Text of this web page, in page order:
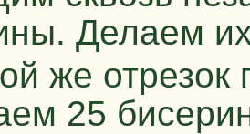
Делаем
же отрезок
25